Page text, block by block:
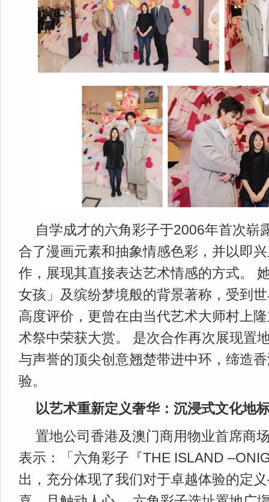
自学成才的六角彩子于2006年首次崭
合了漫画元素和抽象情感色彩，并以即
作，展现其直接表达艺术情感的方式。
女孩」及缤纷梦境般的背景著称，受到
高度评价，更曾在由当代艺术大师村上
术祭中荣获大赏。 是次合作再次展现置
与声誉的顶尖创意翘楚带进中环，缔造
验。
以艺术重新定义奢华：沉浸式文化地
置地公司香港及澳门商用物业首席商
表示：「六角彩子『THE ISLAND
出，充分体现了我们对于卓越体验的定